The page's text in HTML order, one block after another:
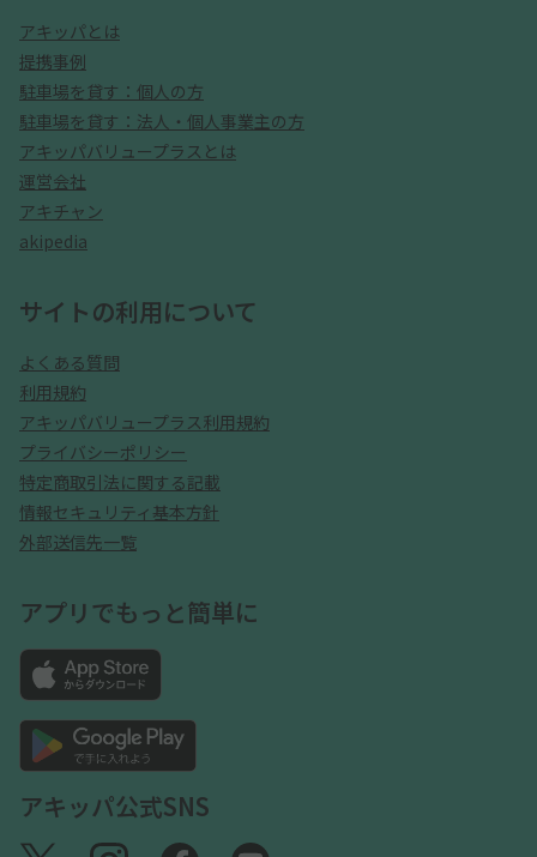
アキッパとは
提携事例
駐車場を貸す：個人の方
駐車場を貸す：法人・個人事業主の方
アキッパバリュープラスとは
運営会社
アキチャン
akipedia
サイトの利用について
よくある質問
利用規約
アキッパバリュープラス利用規約
プライバシーポリシー
特定商取引法に関する記載
情報セキュリティ基本方針
外部送信先一覧
アプリでもっと簡単に
アキッパ公式SNS